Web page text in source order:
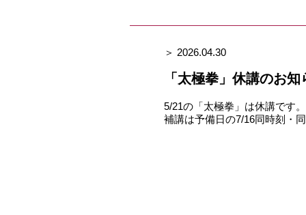
＞ 2026.04.30
「太極拳」休講のお知
5/21の「太極拳」は休講です。
補講は予備日の7/16同時刻・